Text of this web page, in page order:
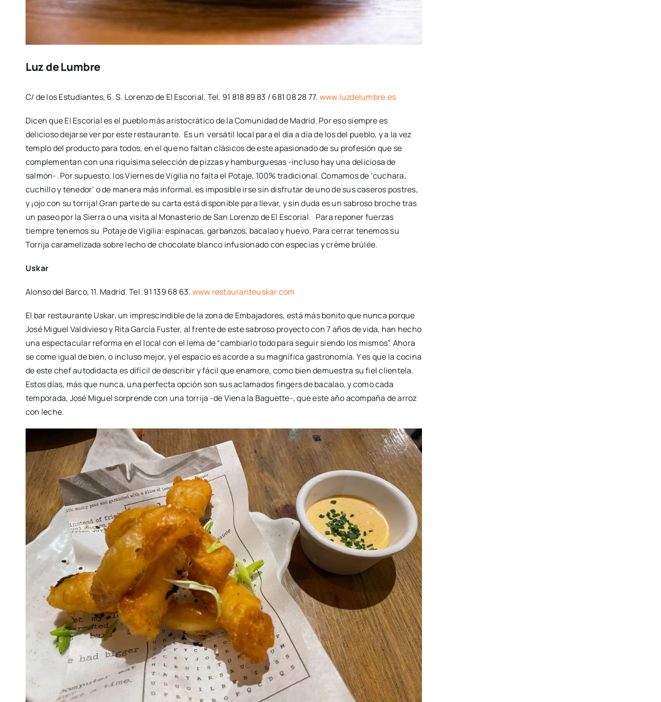
Luz de Lumbre
C/ de los Estudiantes, 6. S. Lorenzo de El Escorial. Tel. 91 818 89 83 / 681 08 28 77. www.luzdelumbre.es
Dicen que El Escorial es el pueblo más aristocrático de la Comunidad de Madrid. Por eso siempre es
delicioso dejarse ver por este restaurante. Es un versátil local para el día a día de los del pueblo, y a la vez
templo del producto para todos, en el que no faltan clásicos de este apasionado de su profesión que se
complementan con una riquísima selección de pizzas y hamburguesas -incluso hay una deliciosa de
salmón-. Por supuesto, los Viernes de Vigilia no falta el Potaje, 100% tradicional. Comamos de ‘cuchara,
cuchillo y tenedor’ o de manera más informal, es imposible irse sin disfrutar de uno de sus caseros postres,
y ¡ojo con su torrija! Gran parte de su carta está disponible para llevar, y sin duda es un sabroso broche tras
un paseo por la Sierra o una visita al Monasterio de San Lorenzo de El Escorial. Para reponer fuerzas
tiempre tenemos su Potaje de Vigilia: espinacas, garbanzos, bacalao y huevo. Para cerrar tenemos su
Torrija caramelizada sobre lecho de chocolate blanco infusionado con especias y crème brùlée.
Uskar
Alonso del Barco, 11. Madrid. Tel. 91 139 68 63. www.restauranteuskar.com
El bar restaurante Uskar, un imprescindible de la zona de Embajadores, está más bonito que nunca porque
José Miguel Valdivieso y Rita García Fuster, al frente de este sabroso proyecto con 7 años de vida, han hecho
una espectacular reforma en el local con el lema de “cambiarlo todo para seguir siendo los mismos”. Ahora
se come igual de bien, o incluso mejor, y el espacio es acorde a su magnífica gastronomía. Y es que la cocina
de este chef autodidacta es difícil de describir y fácil que enamore, como bien demuestra su fiel clientela.
Estos días, más que nunca, una perfecta opción son sus aclamados fingers de bacalao, y como cada
temporada, José Miguel sorprende con una torrija -de Viena la Baguette-, que este año acompaña de arroz
con leche.